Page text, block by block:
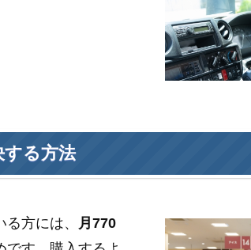
する方法
方には、
月770